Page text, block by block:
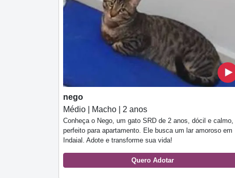
nego
Médio | Macho | 2 anos
Conheça o Nego, um gato SRD de 2 anos, dócil e calmo,
perfeito para apartamento. Ele busca um lar amoroso em
Indaial. Adote e transforme sua vida!
Quero Adotar